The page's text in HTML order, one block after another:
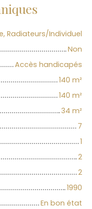
Radiateurs/Individuel
Non
Accès handicapés
140 m²
140 m²
34 m²
7
1
2
2
1990
En bon état